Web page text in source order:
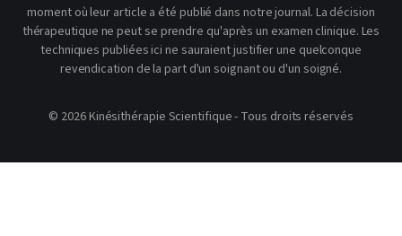
moment où leur article a été publié dans notre journal. La décision
thérapeutique ne peut se prendre qu'après un examen clinique. Les
techniques publiées ici ne sauraient justifier une quelconque
revendication de la part d'un soignant ou d'un soigné.
© 2026 Kinésithérapie Scientifique - Tous droits réservés